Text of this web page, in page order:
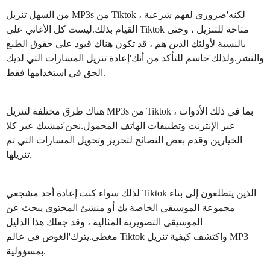
من السهل تنزيل MP3s من Tiktok ، لكنه'ضروري لفهم شرعية
القيام بذلك.ليست كل الأغاني على Tiktok متاحة للتنزيل ، وحتى
بالنسبة لأولئك الذين هم ، قد تكون هناك قيود على حقوق الطبع
والنشر.ولذلك'حاسم للتأكد من أنك'إعادة تنزيل المسارات التي لديك
الحق في استخدامها فقط.
هناك طرق مختلفة لتنزيل MP3s من Tiktok ، بما في ذلك الأدوات
عبر الإنترنت وتطبيقات الهاتف المحمول.نحن'تمشيك عبر كلا
الخيارين وقدم بعض النصائح لتحرير وتحويل المسارات التي تم
تنزيلها.
لذلك سواء كنت'إعادة أحد مشجعي Tiktok الذين يتطلعون إلى بناء
مجموعة الموسيقى الخاصة بك أو منشئ المحتوى يبحث عن
الموسيقى التصويرية المثالية ، وقد جعلك هذا الدليل
مغطى.يترك'الغوص في عالم Tiktok واكتشف كيفية تنزيل MP3
بمسؤولية.